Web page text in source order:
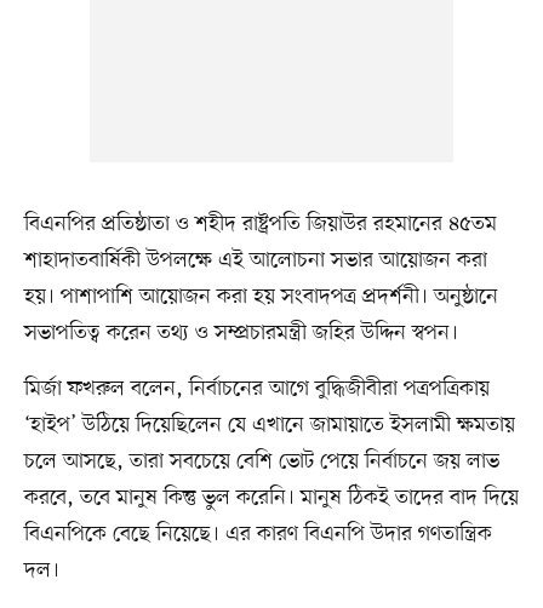
বিএনপির প্রতিষ্ঠাতা ও শহীদ রাষ্ট্রপতি জিয়াউর রহমানের ৪৫তম
শাহাদাতবার্ষিকী উপলক্ষে এই আলোচনা সভার আয়োজন করা
হয়। পাশাপাশি আয়োজন করা হয় সংবাদপত্র প্রদর্শনী। অনুষ্ঠানে
সভাপতিত্ব করেন তথ্য ও সম্প্রচারমন্ত্রী জহির উদ্দিন স্বপন।
মির্জা ফখরুল বলেন, নির্বাচনের আগে বুদ্ধিজীবীরা পত্রপত্রিকায়
‘হাইপ’ উঠিয়ে দিয়েছিলেন যে এখানে জামায়াতে ইসলামী ক্ষমতায়
চলে আসছে, তারা সবচেয়ে বেশি ভোট পেয়ে নির্বাচনে জয় লাভ
করবে, তবে মানুষ কিন্তু ভুল করেনি। মানুষ ঠিকই তাদের বাদ দিয়ে
বিএনপিকে বেছে নিয়েছে। এর কারণ বিএনপি উদার গণতান্ত্রিক
দল।